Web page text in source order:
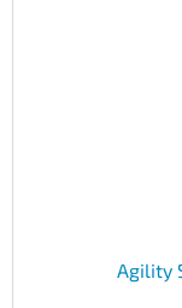
Agility